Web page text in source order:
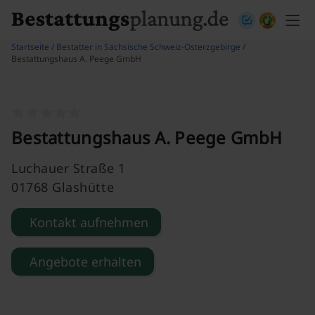
Startseite / Bestatter in Sächsische Schweiz-Osterzgebirge /
Bestattungshaus A. Peege GmbH
Bestattungshaus A. Peege GmbH
Luchauer Straße 1
01768 Glashütte
Kontakt aufnehmen
Angebote erhalten